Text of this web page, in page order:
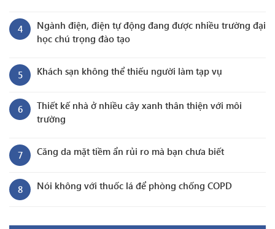
4
Ngành điện, điện tự động đang được nhiều trường đại
học chú trọng đào tạo
5 Khách sạn không thể thiếu người làm tạp vụ
6
Thiết kế nhà ở nhiều cây xanh thân thiện với môi
trường
7 Căng da mặt tiềm ẩn rủi ro mà bạn chưa biết
8 Nói không với thuốc lá để phòng chống COPD